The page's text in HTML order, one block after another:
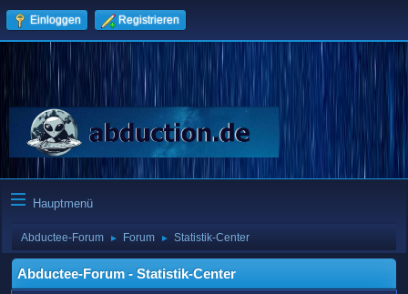
Einloggen Registrieren
Hauptmenü
Abductee-Forum ► Forum ► Statistik-Center
Abductee-Forum - Statistik-Center